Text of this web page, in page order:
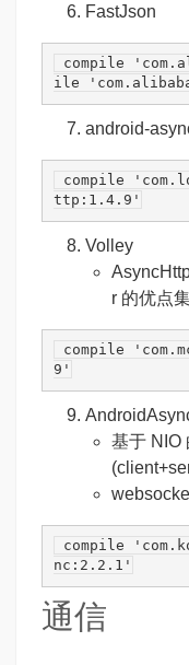
FastJson
compile
ile
android-
compile
ttp:1.4.9'
Volley
r 的优点
compile
9'
基于 NIO
compile
nc:2.2.1'
通信